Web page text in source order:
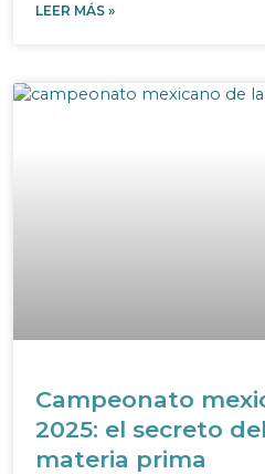
LEER MÁS »
Campeonato
2025: el secreto
materia prima